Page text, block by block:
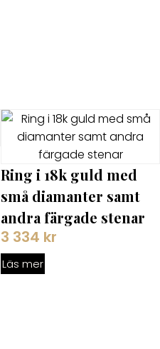
Ring i 18k guld med
små diamanter samt
andra färgade stenar
3 334 kr
Läs mer